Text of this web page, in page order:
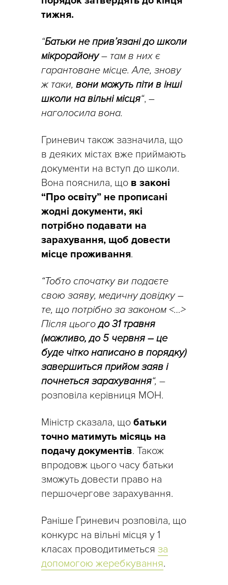
тижня.
“Батьки не прив’язані до школи
мікрорайону– там в них є
гарантоване місце. Але, знову
ж таки, вони можуть піти в інші
школи на вільні місця“, –
наголосила вона.
Гриневич також зазначила, що
в деяких містах вже приймають
документи на вступ до школи.
Вона пояснила, що в законі
“Про освіту” не прописані
жодні документи, які
потрібно подавати на
зарахування, щоб довести
місце проживання.
“Тобто спочатку ви подаєте
свою заяву, медичну довідку –
те, що потрібно за законом <…>
Після цьогодо 31 травня
(можливо, до 5 червня – це
буде чітко написано в порядку)
завершиться прийом заяв і
почнеться зарахування“, –
розповіла керівниця МОН.
Міністр сказала, що батьки
точно матимуть місяць на
подачу документів. Також
впродовж цього часу батьки
зможуть довести право на
першочергове зарахування.
Раніше Гриневич розповіла, що
конкурс на вільні місця у 1
класах проводитиметься за
допомогою жеребкування.